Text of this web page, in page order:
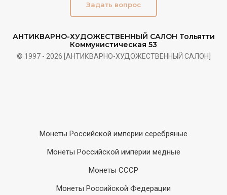
АНТИКВАРНО-ХУДОЖЕСТВЕННЫЙ САЛОН Тольятти
Коммунистическая 53
© 1997 - 2026 [АНТИКВАРНО-ХУДОЖЕСТВЕННЫЙ САЛОН]
Задать вопрос
Монеты Российской империи серебряные
Монеты Российской империи медные
Монеты СССР
Монеты Российской Федерации